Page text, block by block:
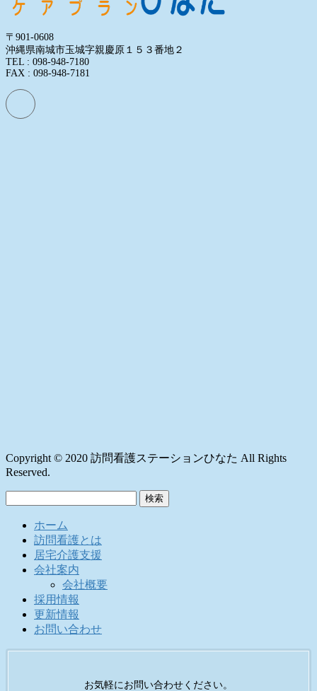
〒901-0608
沖縄県南城市玉城字親慶原１５３番地２
TEL : 098-948-7180
FAX : 098-948-7181
Copyright © 2020 訪問看護ステーションひなた All Rights
Reserved.
ホーム
訪問看護とは
居宅介護支援
会社案内
会社概要
採用情報
更新情報
お問い合わせ
お気軽にお問い合わせください。